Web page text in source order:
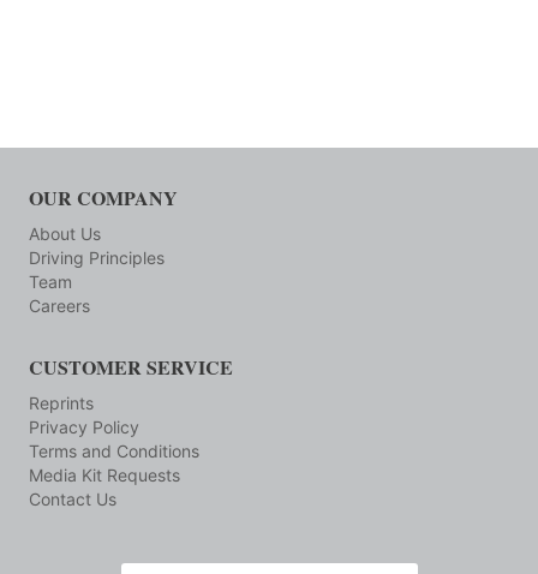
OUR COMPANY
About Us
Driving Principles
Team
Careers
CUSTOMER SERVICE
Reprints
Privacy Policy
Terms and Conditions
Media Kit Requests
Contact Us